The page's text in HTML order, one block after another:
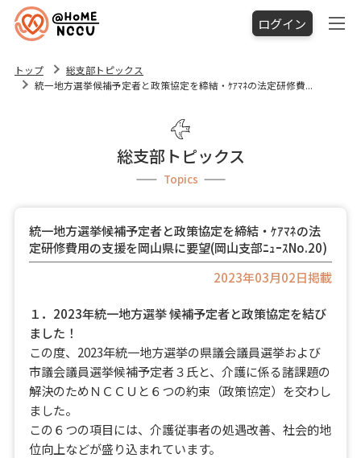
ログイン
トップ
総支部トピックス
統一地方選挙候補予定者と政策協定を締結・ｹｱﾏﾈの法定研修費...
総支部トピックス
Topics
統一地方選挙候補予定者と政策協定を締結・ｹｱﾏﾈの法
定研修費用の支援を岡山県に要望(岡山支部ﾆｭｰｽNo.20)
2023年03月02日掲載
１．2023年統一地方選挙 候補予定者と政策協定を結び
ました！
この度、2023年統一地方選挙の県議会議員選挙および
市議会議員選挙候補予定者３氏と、介護に係る諸課題の
解決のためＮＣＣＵと６つの約束（政策協定）を交わし
ました。
この６つの項目には、介護従事者の処遇改善、社会的地
位向上などが盛り込まれています。